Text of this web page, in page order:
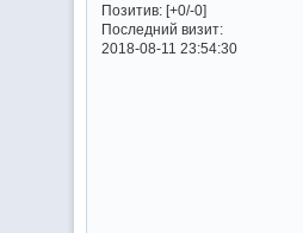
Позитив: [+0/-0]
Последний визит:
2018-08-11 23:54:30